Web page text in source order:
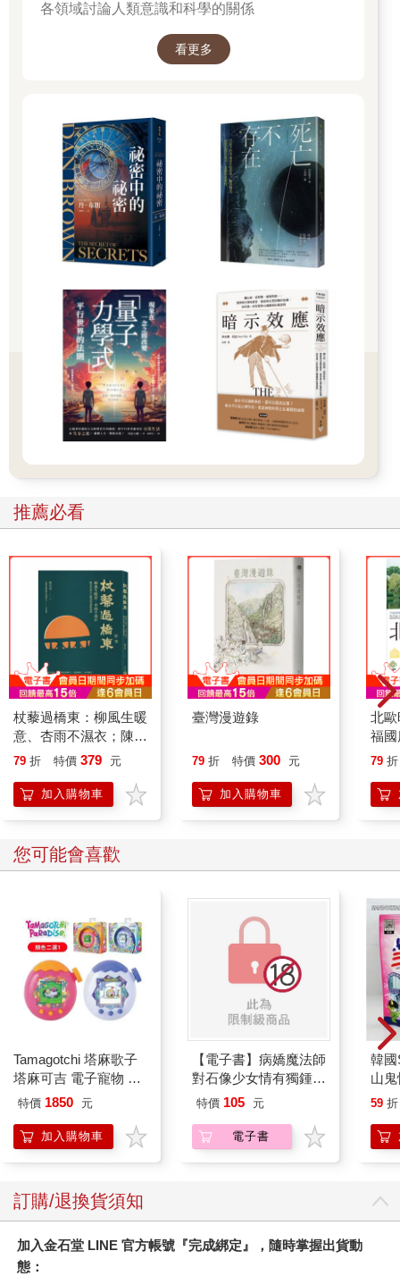
各領域討論人類意識和科學的關係
看更多
推薦必看
杖藜過橋東：柳風生暖
意、杏雨不濕衣；陳亮
恭談以心轉境的適齡漫
79 折 特價 379 元
加入購物車
臺灣漫遊錄
79 折 特價 300 元
加入購物車
北
福
79 折
您可能會喜歡
Tamagotchi 塔麻歌子
塔麻可吉 電子寵物 樂
園系列（熱帶橙果／極
特價 1850 元
加入購物車
【電子書】病嬌魔法師
對石像少女情有獨鍾
——魔女融化在愛徒的
特價 105 元
電子書
韓
山
450
59 折
訂購/退換貨須知
加入金石堂 LINE 官方帳號『完成綁定』，隨時掌握出貨動
態：